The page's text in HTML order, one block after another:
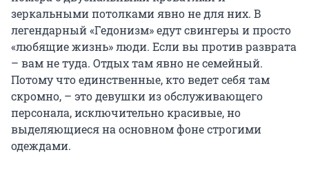
зеркальными потолками явно не для них. В
легендарный «Гедонизм» едут свингеры и просто
«любящие жизнь» люди. Если вы против разврата
– вам не туда. Отдых там явно не семейный.
Потому что единственные, кто ведет себя там
скромно, – это девушки из обслуживающего
персонала, исключительно красивые, но
выделяющиеся на основном фоне строгими
одеждами.